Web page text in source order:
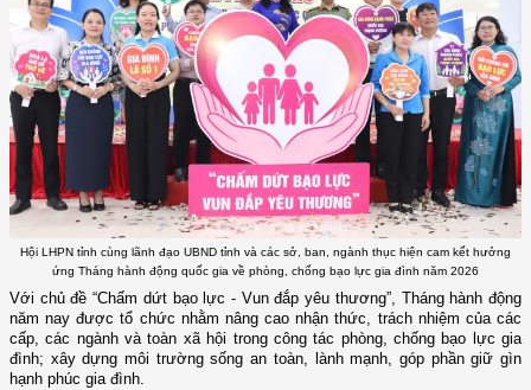
Hội LHPN tỉnh cùng lãnh đạo UBND tỉnh và các sở, ban, ngành thục hiện cam kết hưởng
ứng Tháng hành động quốc gia về phòng, chống bạo lực gia đình năm 2026
Với chủ đề“Chấm dứt bạo lực - Vun đắp yêu thương”, Tháng hành động
năm nay được tổ chức nhằm nâng cao nhận thức, trách nhiệm của các
cấp, các ngành và toàn xã hội trong công tác phòng, chống bạo lực gia
đình; xây dựng môi trường sống an toàn, lành mạnh, góp phần giữ gìn
hạnh phúc gia đình.